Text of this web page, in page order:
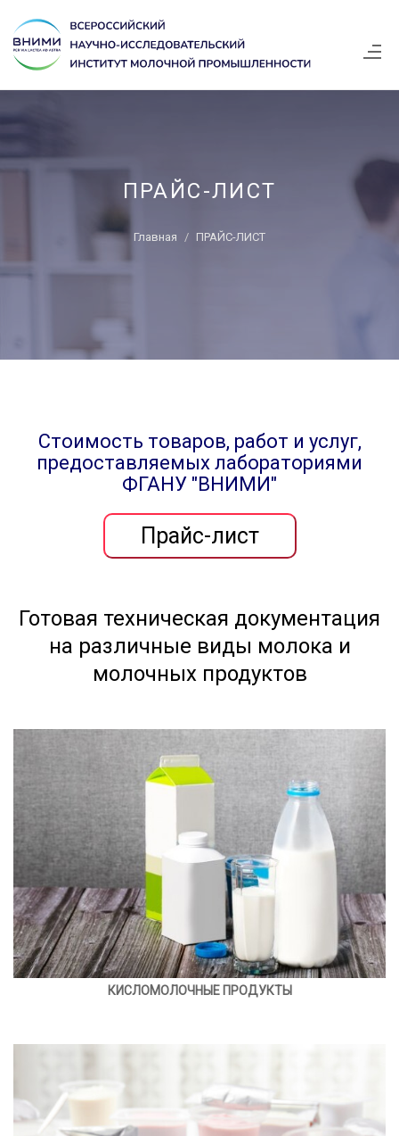
ПРАЙС-ЛИСТ
Главная ПРАЙС-ЛИСТ
Стоимость товаров, работ и услуг,
предоставляемых лабораториями
ФГАНУ "ВНИМИ"
Готовая техническая документация
на различные виды молока и
молочных продуктов
КИСЛОМОЛОЧНЫЕ ПРОДУКТЫ